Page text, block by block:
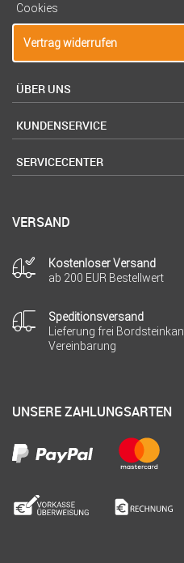
Cookies
Vertrag widerrufen
ÜBER UNS
KUNDENSERVICE
SERVICECENTER
VERSAND
Kostenloser Versand
ab 200 EUR Bestellwert
Speditionsversand
Lieferung frei
Vereinbarung
UNSERE ZAHLUNGSARTEN